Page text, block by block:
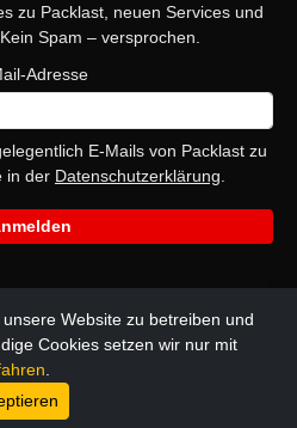
zu Packlast, neuen Services und
Spam – versprochen.
Adresse
E-Mails von Packlast zu
in der Datenschutzerklärung
MediaWebsite zu betreiben und
Cookies setzen wir nur mit